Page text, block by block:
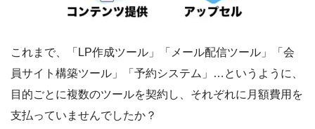
これまで、「LP作成ツール」「メール配信ツール」「会
員サイト構築ツール」「予約システム」…というように、
目的ごとに複数のツールを契約し、それぞれに月額費用を
支払っていませんでしたか？